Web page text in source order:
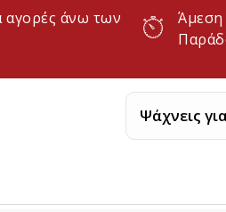
αγορές άνω των
Άμεση